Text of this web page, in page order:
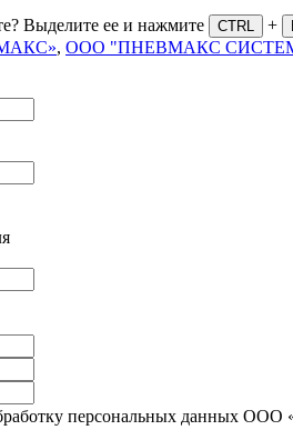
Выделите ее и нажмите CTRL +
, ООО "ПНЕВМАКС
персональных данных